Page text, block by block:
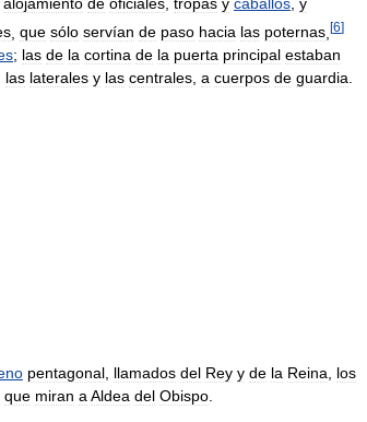
que sólo servían de paso hacia las poternas [6]
; las de la cortina de la puerta principal estaban
las laterales y las centrales, a cuerpos de guardia.
pentagonal llamados del Rey y de la Reina
los
que miran a Aldea del Obispo